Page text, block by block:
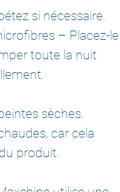
si nécessaire.
– Placez-le
toute la nuit
sèches.
car cela
produit.